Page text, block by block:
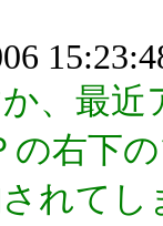
、最
の右下
れて